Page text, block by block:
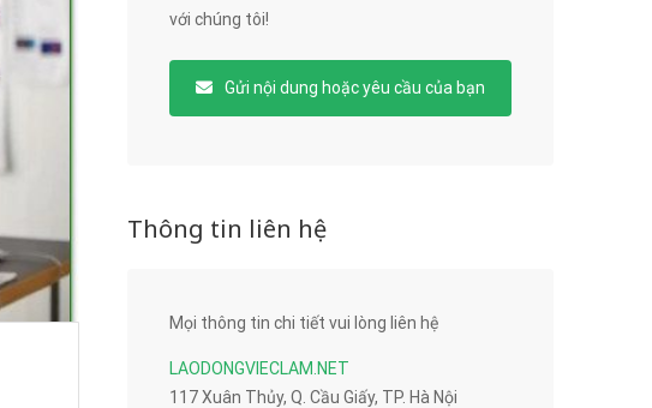
với chúng tôi!
Gửi nội dung hoặc yêu cầu của bạn
Thông tin liên hệ
Mọi thông tin chi tiết vui lòng liên hệ
LAODONGVIECLAM.NET
117 Xuân Thủy, Q. Cầu Giấy, TP. Hà Nội